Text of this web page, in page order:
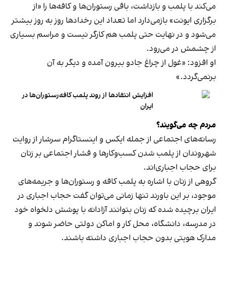
می‌کند با پلمب و بازداشت، باقی رستوران‌ها و کافه‌ها را «از
برگزاری ایونت» بازمی‌دارد اما تعداد این رخدادها روز به روز بیشتر
می‌شود و در نهایت حتی پلمب هم کارگر نیست و مراسم بسیاری
از چشمش در می‌رود.
او افزود: «غول از چراغ جادو بیرون آمده و دیگر به آن
برنمی‎‌گردد.»
افزایش انتقادها از روند پلمب کافه‌رستوران‌ها در
ایران
مردم چه می‌گویند؟
رسانه‎‌های اجتماعی از جمله ایکس و اینستاگرام سرشار از روایت
شهروندان از پلمب شدن کسب‌وکارها و فشار اجتماعی بر زنان
برای حجاب اجباری‌اند.
گروهی از زنان با اشاره به پلمب کافه و رستوران‌ها و جریمه‌های
موجود، بر این باورند تنها زمانی می‌توان گفت حجاب اجباری در
ایران برچیده شده که زنان بتوانند آزادانه با پوشش دلخواه خود
در مدرسه، دانشگاه، محل کار و اماکن دولتی حاضر شوند و
مدارک هویتی بدون حجاب اجباری داشته باشند.